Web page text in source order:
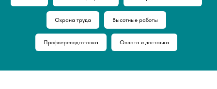
Охрана труда Высотные работы
Профпереподготовка Оплата и доставка